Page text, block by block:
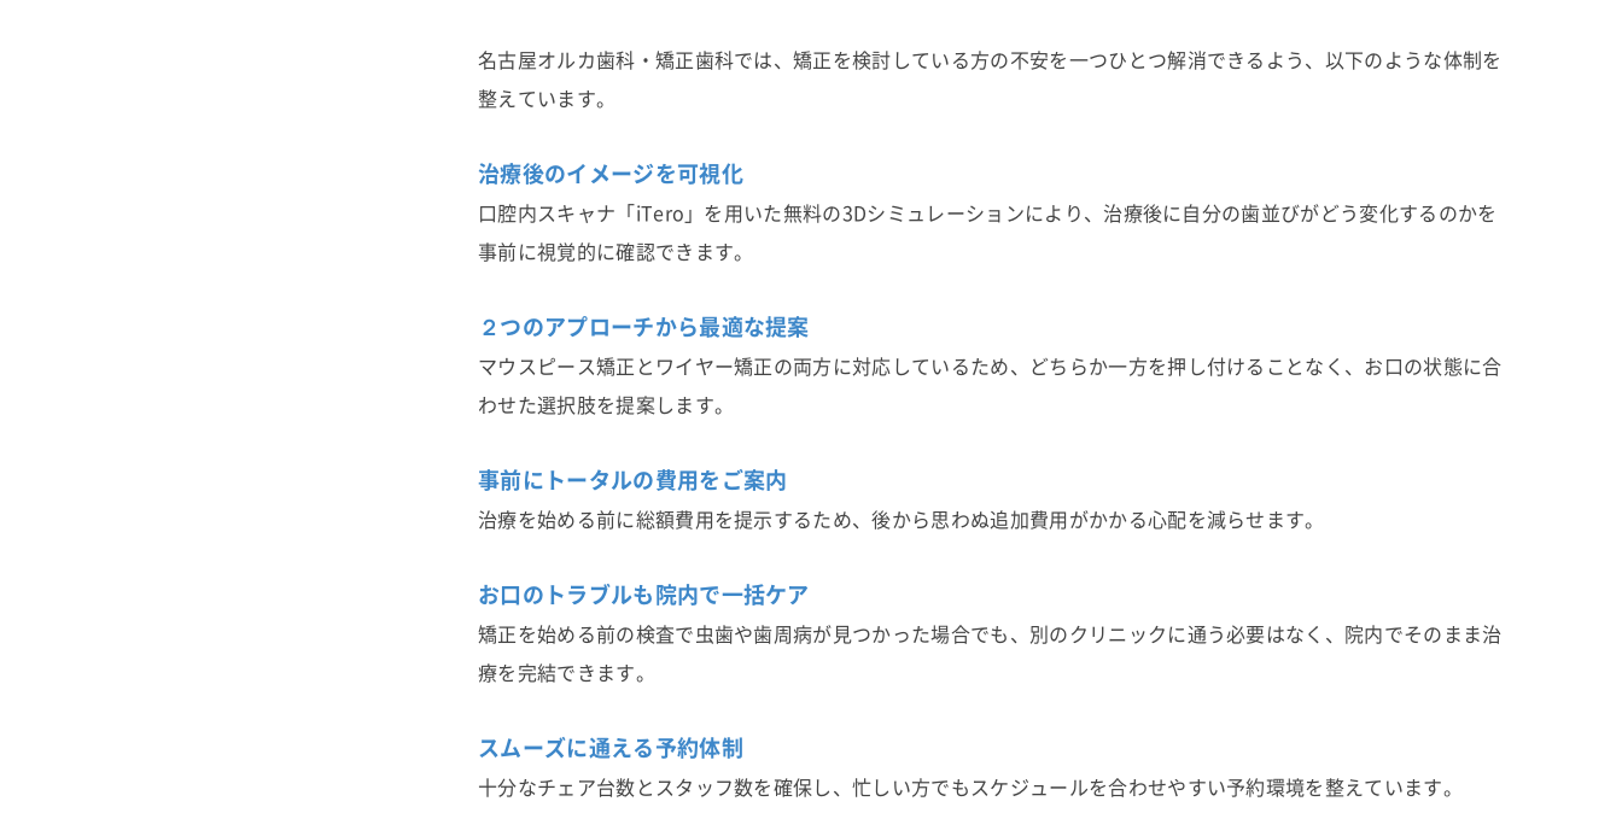
名古屋オルカ歯科・矯正歯科では、矯正を検討している方の不安を一つひとつ解消できるよう、以下のような体制を
整えています。
治療後のイメージを可視化
口腔内スキャナ「iTero」を用いた無料の3Dシミュレーションにより、治療後に自分の歯並びがどう変化するのかを
事前に視覚的に確認できます。
２つのアプローチから最適な提案
マウスピース矯正とワイヤー矯正の両方に対応しているため、どちらか一方を押し付けることなく、お口の状態に合
わせた選択肢を提案します。
事前にトータルの費用をご案内
治療を始める前に総額費用を提示するため、後から思わぬ追加費用がかかる心配を減らせます。
お口のトラブルも院内で一括ケア
矯正を始める前の検査で虫歯や歯周病が見つかった場合でも、別のクリニックに通う必要はなく、院内でそのまま治
療を完結できます。
スムーズに通える予約体制
十分なチェア台数とスタッフ数を確保し、忙しい方でもスケジュールを合わせやすい予約環境を整えています。